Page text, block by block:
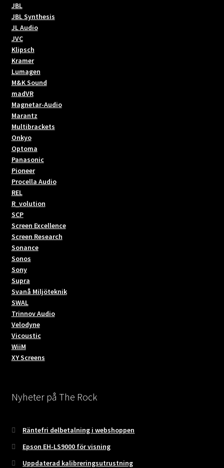
JBL
JBL Synthesis
JL Audio
JVC
Klipsch
Kramer
Lumagen
M&K Sound
madVR
Magnetar-Audio
Marantz
Multibrackets
Onkyo
Optoma
Panasonic
Pioneer
Procella Audio
REL
R_volution
SCP
Screen Excellence
Screen Research
Sonance
Sonos
Sony
Supra
Svanå Miljöteknik
SWAL
Trinnov Audio
Velodyne
Vicoustic
WiiM
XY Screens
Nyheter på The Rock
Räntefri delbetalning i webshoppen
Epson EH-LS9000 för visning
Uppdaterad kalibreringsutrustning